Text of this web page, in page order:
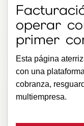
operar
primer
Esta página
con una
cobranza,
multiempresa.